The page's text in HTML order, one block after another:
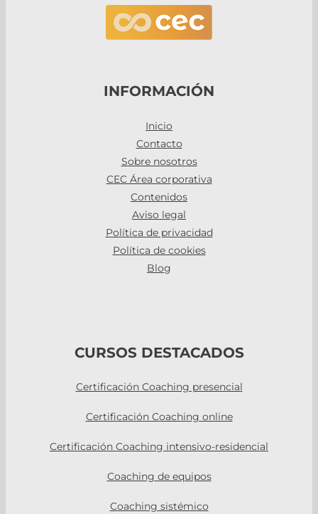
INFORMACIÓN
Inicio
Contacto
Sobre nosotros
CEC Área corporativa
Contenidos
Aviso legal
Política de privacidad
Política de cookies
Blog
CURSOS DESTACADOS
Certificación Coaching presencial
Certificación Coaching online
Certificación Coaching intensivo-residencial
Coaching de equipos
Coaching sistémico